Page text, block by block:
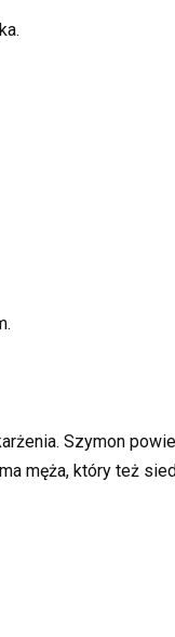
Szymon
męża, który też